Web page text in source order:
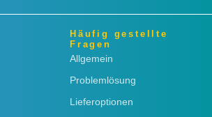
Häufig gestellte
Fragen
Allgemein
Problemlösung
Lieferoptionen